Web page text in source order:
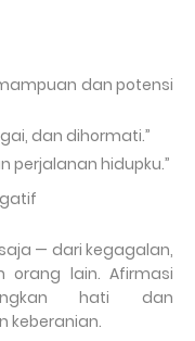
dan potensi
dan dihormati.”
perjalanan hidupku.”
— dari kegagalan,
orang lain. Afirmasi
hati dan
keberanian.